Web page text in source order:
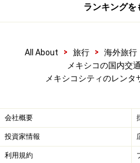
自転車利用後、ステーショ
く点灯するのを確認し、必
devuelta correctamente（自
た）」という表示が出たら
ょう。
エコビシーの利用時間は毎
ランキングを
All About > 旅行 > 海外旅行
メキシコの国内交
メキシコシティのレンタ
会社概要
投資家情報
利用規約